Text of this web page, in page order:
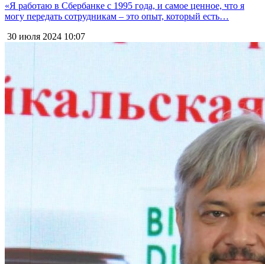
«Я работаю в Сбербанке с 1995 года, и самое ценное, что я
могу передать сотрудникам – это опыт, который есть…
30 июля 2024 10:07